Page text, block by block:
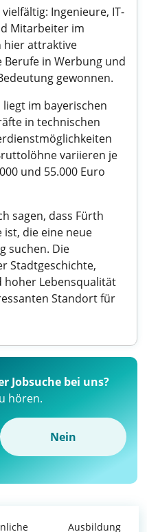
Ingenieure, IT-
Mitarbeiter im
hier attraktive
Berufe in Werbung und
gewonnen.
im bayerischen
in technischen
variieren je
und 55.000 Euro
sagen, dass Fürth
die eine neue
suchen. Die
Stadtgeschichte,
Lebensqualität
Standort für
Jobsuche bei uns?
hören.
Nein
Ausbildung